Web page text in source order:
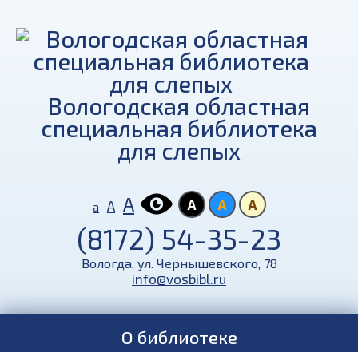
Вологодская областная
специальная библиотека
для слепых
а А А А А А
(8172) 54-35-23
Вологда, ул. Чернышевского, 78
info@vosbibl.ru
О библиотеке